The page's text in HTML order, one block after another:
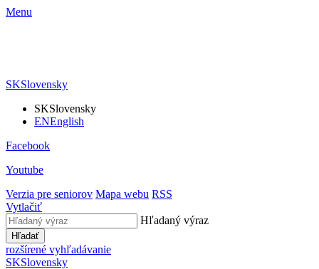
Menu
SKSlovensky
SKSlovensky
ENEnglish
Facebook
Youtube
Verzia pre seniorov Mapa webu RSS
Vytlačiť
Hľadaný výraz
Hľadať
rozšírené vyhľadávanie
SKSlovensky